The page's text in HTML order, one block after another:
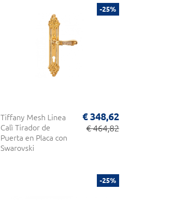
-25%
Tiffany Mesh Linea
Calì Tirador de
Puerta en Placa con
Swarovski
€ 348,62
€ 464,82
-25%